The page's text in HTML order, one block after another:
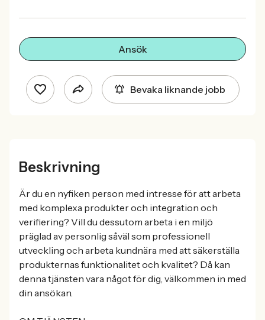
Ansök
Bevaka liknande jobb
Beskrivning
Är du en nyfiken person med intresse för att arbeta
med komplexa produkter och integration och
verifiering? Vill du dessutom arbeta i en miljö
präglad av personlig såväl som professionell
utveckling och arbeta kundnära med att säkerställa
produkternas funktionalitet och kvalitet? Då kan
denna tjänsten vara något för dig, välkommen in med
din ansökan.